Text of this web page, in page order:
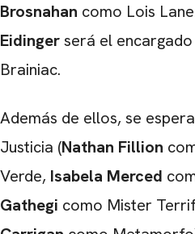
Brosnahan como Lois
Eidingerserá el
Brainiac.
Además de ellos, se
Justicia (Nathan Fillion
Verde, Isabela Merced
Gathegi como Mister